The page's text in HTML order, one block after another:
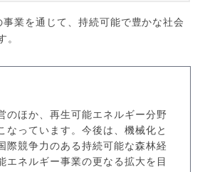
業を通じて、持続可能で豊かな社会
。
のほか、再生可能エネルギー分野
なっています。今後は、機械化と
際競争力のある持続可能な森林経
エネルギー事業の更なる拡大を目